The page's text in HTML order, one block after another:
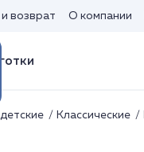
возврат О компании
Классические